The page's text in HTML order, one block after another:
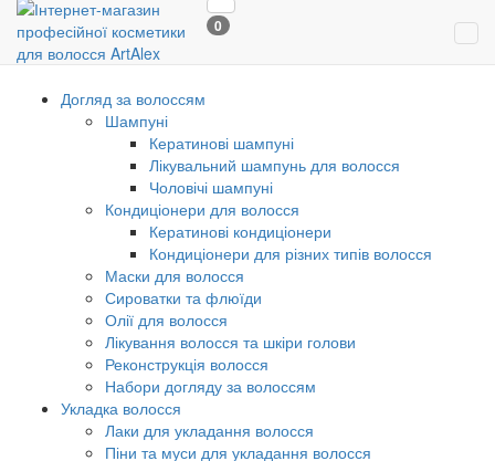
0
Догляд за волоссям
Шампуні
Кератинові шампуні
Лікувальний шампунь для волосся
Чоловічі шампуні
Кондиціонери для волосся
Кератинові кондиціонери
Кондиціонери для різних типів волосся
Маски для волосся
Сироватки та флюїди
Олії для волосся
Лікування волосся та шкіри голови
Реконструкція волосся
Набори догляду за волоссям
Укладка волосся
Лаки для укладання волосся
Піни та муси для укладання волосся